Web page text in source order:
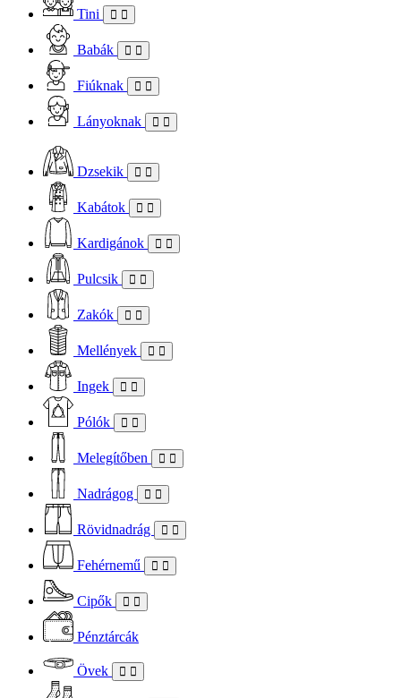
Tini
Babák
Fiúknak
Lányoknak
Dzsekik
Kabátok
Kardigánok
Pulcsik
Zakók
Mellények
Ingek
Pólók
Melegítőben
Nadrágog
Rövidnadrág
Fehérnemű
Cipők
Pénztárcák
Övek